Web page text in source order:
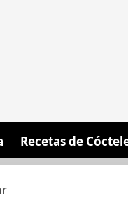
Recetas de